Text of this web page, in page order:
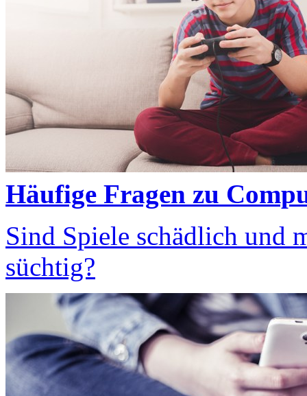
Häufige Fragen zu
Sind Spiele schädlich und
süchtig?